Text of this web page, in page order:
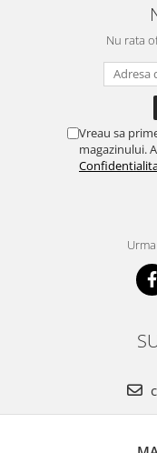
Nu rata
Vreau sa
magazinului.